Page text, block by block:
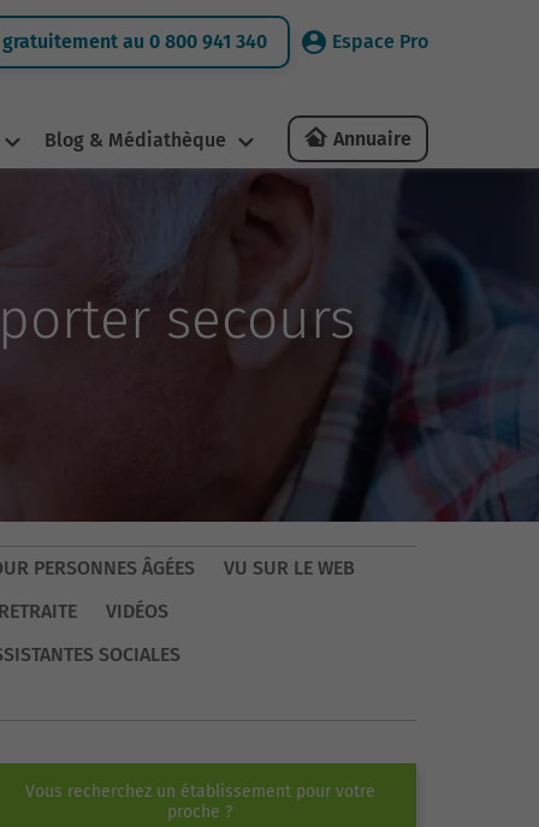
au 0 800 941 340 Espace Pro
Blog & Médiathèque Annuaire
secours
PERSONNES ÂGÉES
VU SUR LE WEB
VIDÉOS
SOCIALES
Vous recherchez un établissement pour votre
proche ?